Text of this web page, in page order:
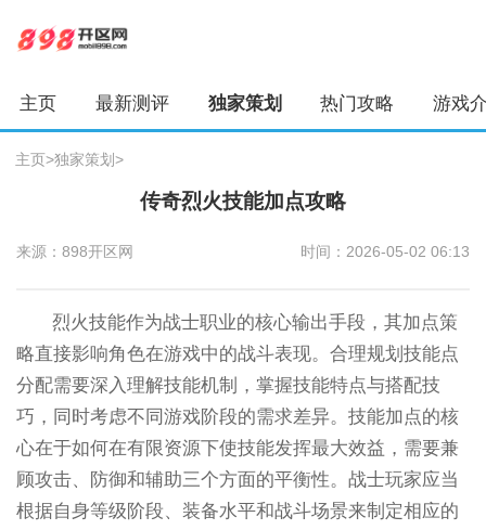
主页 最新测评 独家策划 热门攻略 游戏
主页>独家策划>
传奇烈火技能加点攻略
来源：898开区网 时间：2026-05-02 06:13
烈火技能作为战士职业的核心输出手段，其加点策
略直接影响角色在游戏中的战斗表现。合理规划技能点
分配需要深入理解技能机制，掌握技能特点与搭配技
巧，同时考虑不同游戏阶段的需求差异。技能加点的核
心在于如何在有限资源下使技能发挥最大效益，需要兼
顾攻击、防御和辅助三个方面的平衡性。战士玩家应当
根据自身等级阶段、装备水平和战斗场景来制定相应的